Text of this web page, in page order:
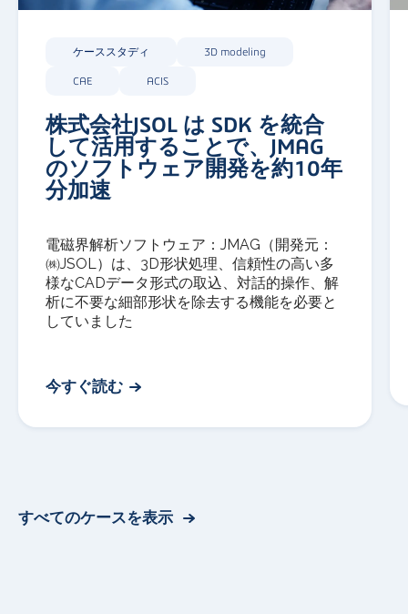
ケーススタディ 3D modeling
CAE ACIS
株式会社JSOL は SDK を統合
して活用することで、JMAG
のソフトウェア開発を約10年
分加速
電磁界解析ソフトウェア： JMAG （開発元：
㈱JSOL ）は、 3D形状処理、信頼性の高い多
様なCADデータ形式の取込、対話的操作、解
析に不要な細部形状を除去する機能を必要と
していました
今すぐ読む
すべてのケースを表示